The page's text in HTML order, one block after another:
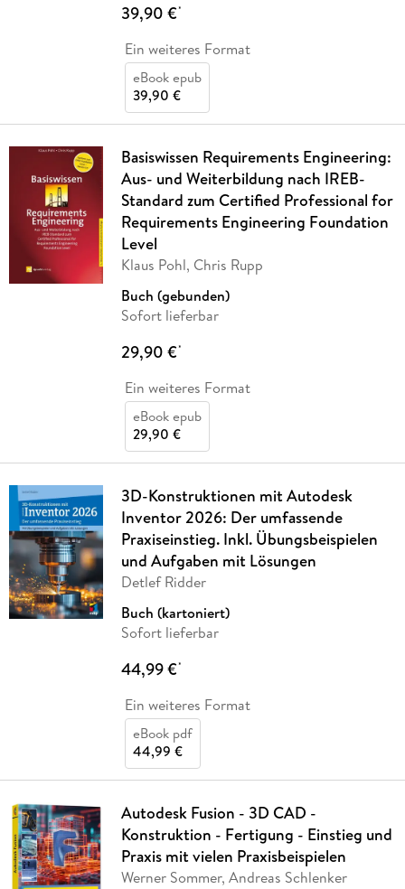
39,90 €*
Ein weiteres Format
eBook epub
39,90 €
Basiswissen Requirements Engineering:
Aus- und Weiterbildung nach IREB-
Standard zum Certified Professional for
Requirements Engineering Foundation
Level
Klaus Pohl, Chris Rupp
Buch (gebunden)
Sofort lieferbar
29,90 €*
Ein weiteres Format
eBook epub
29,90 €
3D-Konstruktionen mit Autodesk
Inventor 2026: Der umfassende
Praxiseinstieg. Inkl. Übungsbeispielen
und Aufgaben mit Lösungen
Detlef Ridder
Buch (kartoniert)
Sofort lieferbar
44,99 €*
Ein weiteres Format
eBook pdf
44,99 €
Autodesk Fusion - 3D CAD -
Konstruktion - Fertigung - Einstieg und
Praxis mit vielen Praxisbeispielen
Werner Sommer, Andreas Schlenker